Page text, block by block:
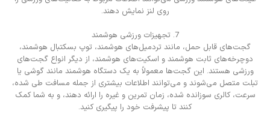
روی لنز نمایش دهند.
7. تجهیزات ورزشی هوشمند
گجت‌های قابل حمل، مانند تردمیل‌های هوشمند، توپ بسکتبال هوشمند،
دوچرخه‌های ثابت هوشمند و اسکیت‌های هوشمند، از دیگر انواع گجت‌های
ورزشی هستند. این گجت‌ها معمولاً به یک دستگاه هوشمند مانند گوشی یا
تبلت متصل می‌شوند و می‌توانند اطلاعات بیشتری از جمله مسافت طی شده،
سرعت، کالری سوزانده شده، زمان تمرین و غیره را ارائه دهند، و به شما کمک
کنند تا پیشرفت خود را پیگیری کنید.